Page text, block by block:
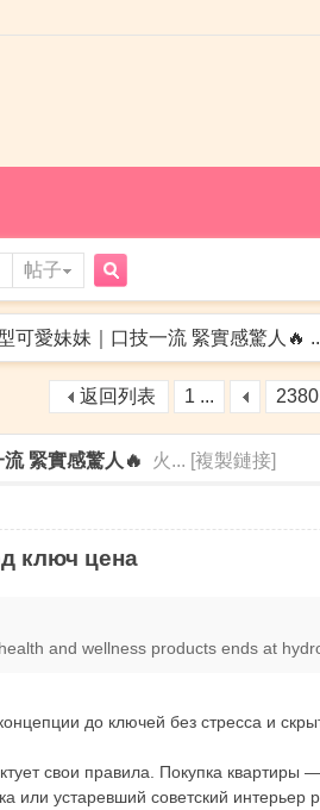
帖子
搜
索
可愛妹妹｜口技一流 緊實感驚人🔥
1 ... 2380
返回列表
緊實感驚人🔥 火... [複製鏈接]
ключ цена
and wellness products ends at
до ключей без стресса и
свои правила. Покупка квартиры
или устаревший советский